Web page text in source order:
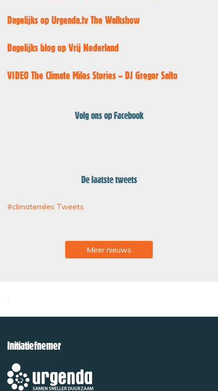
Dagelijks op Urgenda.tv The Walkshow
Dagelijks blog op Vrij Nederland
VIDEO The Climate Miles Stories – DJ Gregor Salto
Volg ons op Facebook
De laatste tweets
#climatemiles Tweets
Meer nieuws
.
Initiatiefnemer